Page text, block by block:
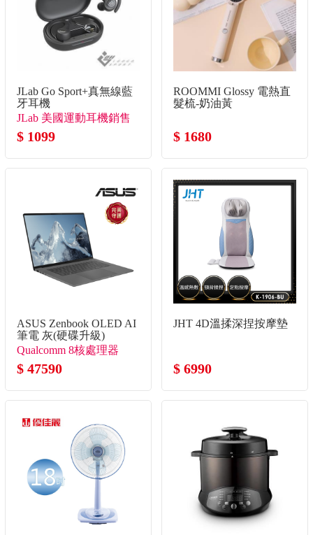
JLab Go Sport+真無線藍
牙耳機
JLab 美國運動耳機銷售
冠軍!
$ 1099
ROOMMI Glossy 電熱直
髮梳-奶油黃
$ 1680
ASUS Zenbook OLED AI
筆電 灰(硬碟升級)
(Snapdragon X1-26-
100/16G/1TB SSD/W11)
Qualcomm 8核處理器
$ 47590
JHT 4D溫揉深捏按摩墊
$ 6990